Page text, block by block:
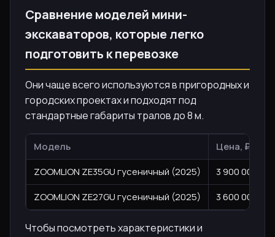
Сравнение моделей мини-
экскаваторов, которые легко
подготовить к перевозке
Они чаще всего используются в пригородных и
городских проектах и подходят под
стандартные габариты тралов до 8 м.
Модель
Цена, ₽
ZOOMLION ZE35GU гусеничный (2025)
3 900 000 ₽
ZOOMLION ZE27GU гусеничный (2025)
3 600 000 ₽
Чтобы посмотреть характеристики и